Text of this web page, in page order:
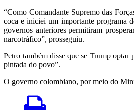
“Como Comandante Supremo das
coca e iniciei um importante programa
governos anteriores permitiram
narcotráfico”, prosseguiu.
Petro também disse que se Trump optar
pintada do povo”.
O governo colombiano, por meio do